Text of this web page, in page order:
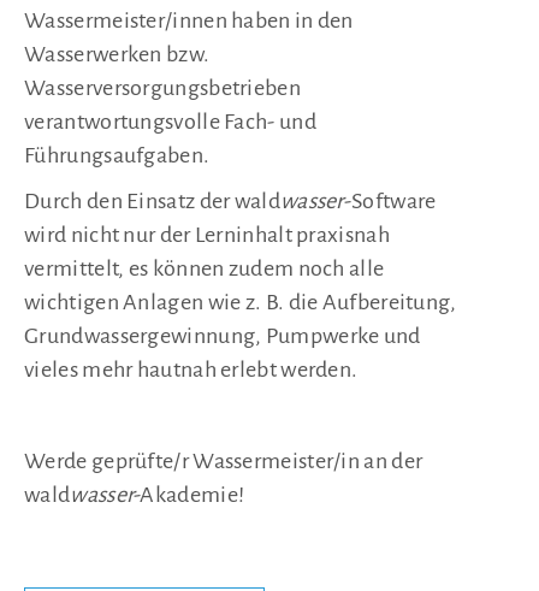
Wassermeister/innen haben in den
Wasserwerken bzw.
Wasserversorgungsbetrieben
verantwortungsvolle Fach- und
Führungsaufgaben.
Durch den Einsatz der waldwasser-Software
wird nicht nur der Lerninhalt praxisnah
vermittelt, es können zudem noch alle
wichtigen Anlagen wie z. B. die Aufbereitung,
Grundwassergewinnung, Pumpwerke und
vieles mehr hautnah erlebt werden.
Werde geprüfte/r Wassermeister/in an der
waldwasser-Akademie!